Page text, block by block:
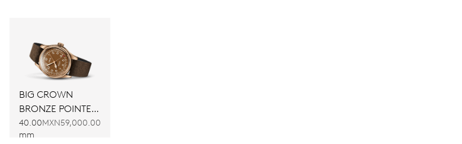
BIG CROWN
BRONZE POINTER
DATE
40.00
mm
MXN59,000.00